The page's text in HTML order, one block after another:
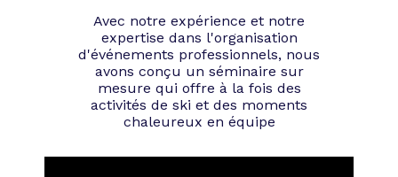
Avec notre expérience et notre
expertise dans l'organisation
d'événements professionnels, nous
avons conçu un séminaire sur
mesure qui offre à la fois des
activités de ski et des moments
chaleureux en équipe